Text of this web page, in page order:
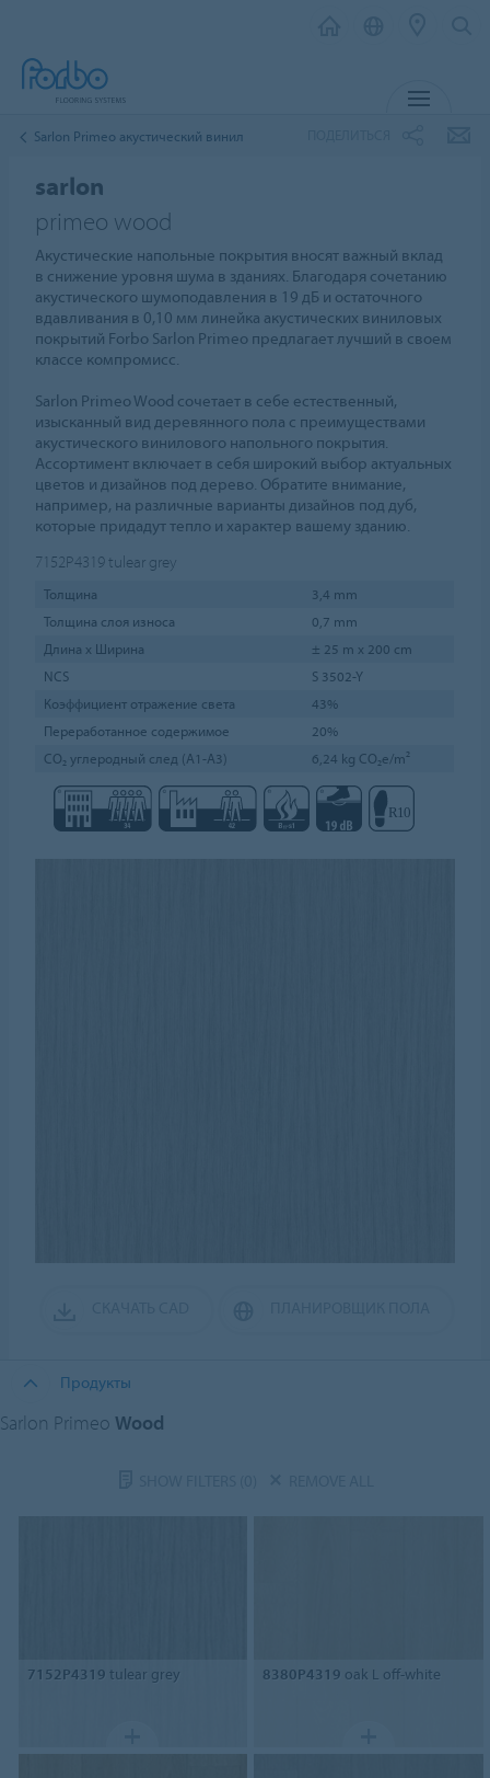
Sarlon Primeo акустический винил
sarlon
primeo wood
Акустические напольные покрытия вносят важный вклад
в снижение уровня шума в зданиях. Благодаря сочетанию
акустического шумоподавления в 19 дБ и остаточного
вдавливания в 0,10 мм линейка акустических виниловых
покрытий Forbo Sarlon Primeo предлагает лучший в своем
классе компромисс.
Sarlon Primeo Wood сочетает в себе естественный,
изысканный вид деревянного пола с преимуществами
акустического винилового напольного покрытия.
Ассортимент включает в себя широкий выбор актуальных
цветов и дизайнов под дерево. Обратите внимание,
например, на различные варианты дизайнов под дуб,
которые придадут тепло и характер вашему зданию.
7152P4319tulear grey
Толщина
3,4 mm
Толщина слоя износа
0,7 mm
Длина х Ширина
± 25 m x 200 cm
NCS
S 3502-Y
Коэффициент отражение света
43%
Переработанное содержимое
20%
CO₂ углеродный след (A1-A3)
6,24 kg CO₂e/m²
Продукты
Sarlon Primeo Wood
7152P4319 tulear grey 8380P4319 oak L off-white